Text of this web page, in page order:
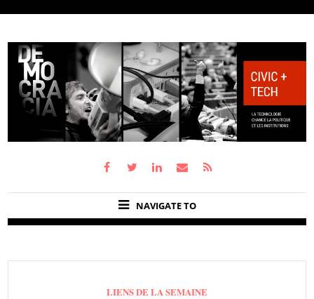
NAVIGATE TO
LIENS DE LA SEMAINE